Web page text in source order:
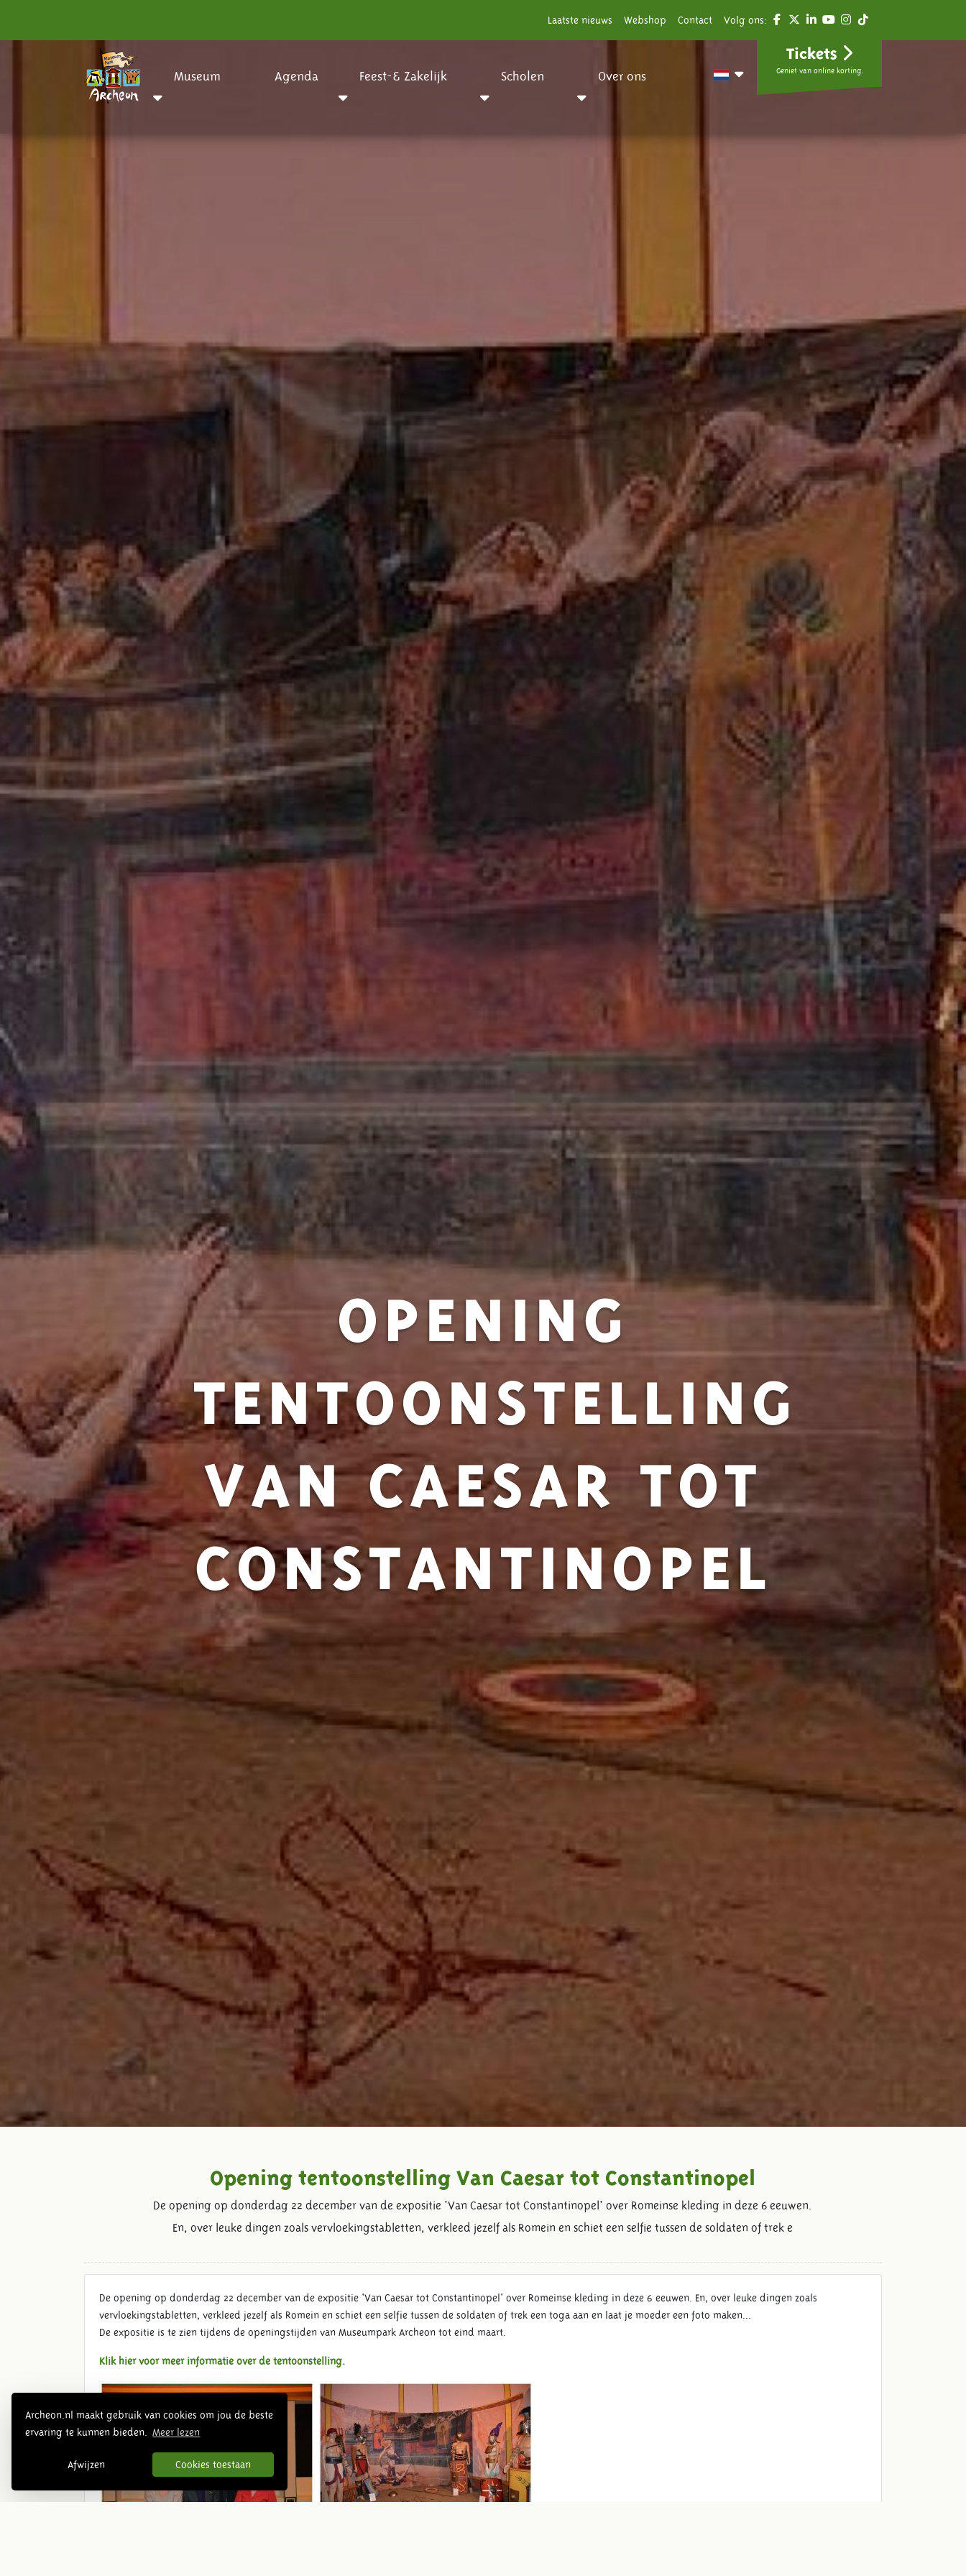
Archeon.nl maakt gebruik van cookies om jou de beste
ervaring te kunnen bieden.
Meer lezen
Afwijzen Cookies toestaan
Laatste nieuws Webshop Contact Volg ons:
Museum Agenda Feest-& Zakelijk Scholen Over ons
Tickets
Geniet van online korting.
OPENING
TENTOONSTELLING
VAN CAESAR TOT
CONSTANTINOPEL
Opening tentoonstelling Van Caesar tot Constantinopel
De opening op donderdag 22 december van de expositie 'Van Caesar tot Constantinopel' over Romeinse kleding in deze 6 eeuwen.
En, over leuke dingen zoals vervloekingstabletten, verkleed jezelf als Romein en schiet een selfie tussen de soldaten of trek e
De opening op donderdag 22 december van de expositie 'Van Caesar tot Constantinopel' over Romeinse kleding in deze 6 eeuwen. En, over leuke dingen zoals
vervloekingstabletten, verkleed jezelf als Romein en schiet een selfie tussen de soldaten of trek een toga aan en laat je moeder een foto maken...
De expositie is te zien tijdens de openingstijden van Museumpark Archeon tot eind maart.
Klik hier voor meer informatie over de tentoonstelling.